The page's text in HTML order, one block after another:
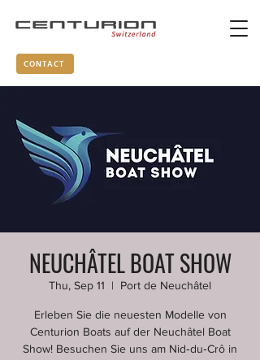
CONTACT
NEUCHÂTEL BOAT SHOW
Thu, Sep 11
  |
Port de Neuchâtel
Erleben Sie die neuesten Modelle von
Centurion Boats auf der Neuchâtel Boat
Show! Besuchen Sie uns am Nid‑du‑Crô in